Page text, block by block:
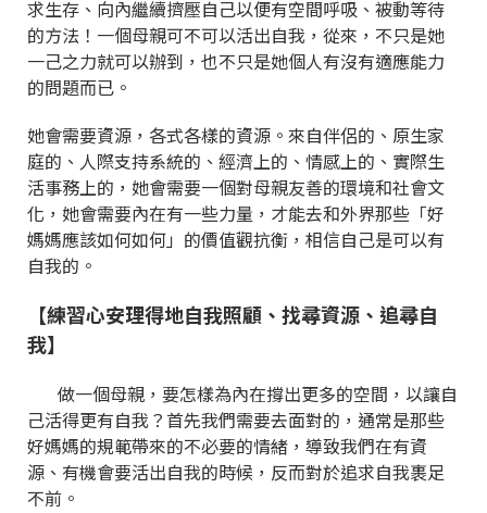
求生存、向內繼續擠壓自己以便有空間呼吸、被動等待
的方法！一個母親可不可以活出自我，從來，不只是她
一己之力就可以辦到，也不只是她個人有沒有適應能力
的問題而已。
她會需要資源，各式各樣的資源。來自伴侶的、原生家
庭的、人際支持系統的、經濟上的、情感上的、實際生
活事務上的，她會需要一個對母親友善的環境和社會文
化，她會需要內在有一些力量，才能去和外界那些「好
媽媽應該如何如何」的價值觀抗衡，相信自己是可以有
自我的。
【練習心安理得地自我照顧、找尋資源、追尋自
我】
做一個母親，要怎樣為內在撐出更多的空間，以讓自
己活得更有自我？首先我們需要去面對的，通常是那些
好媽媽的規範帶來的不必要的情緒，導致我們在有資
源、有機會要活出自我的時候，反而對於追求自我裹足
不前。